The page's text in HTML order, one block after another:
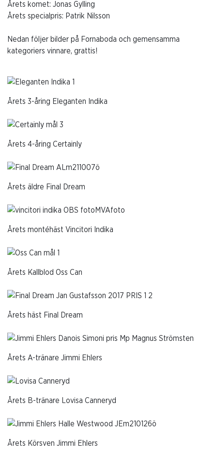
Årets komet: Jonas Gylling
Årets specialpris: Patrik Nilsson
Nedan följer bilder på Fornaboda och gemensamma
kategoriers vinnare, grattis!
Årets 3-åring Eleganten Indika
Årets 4-åring Certainly
Årets äldre Final Dream
Årets montéhäst Vincitori Indika
Årets Kallblod Oss Can
Årets häst Final Dream
Årets A-tränare Jimmi Ehlers
Årets B-tränare Lovisa Canneryd
Årets Körsven Jimmi Ehlers